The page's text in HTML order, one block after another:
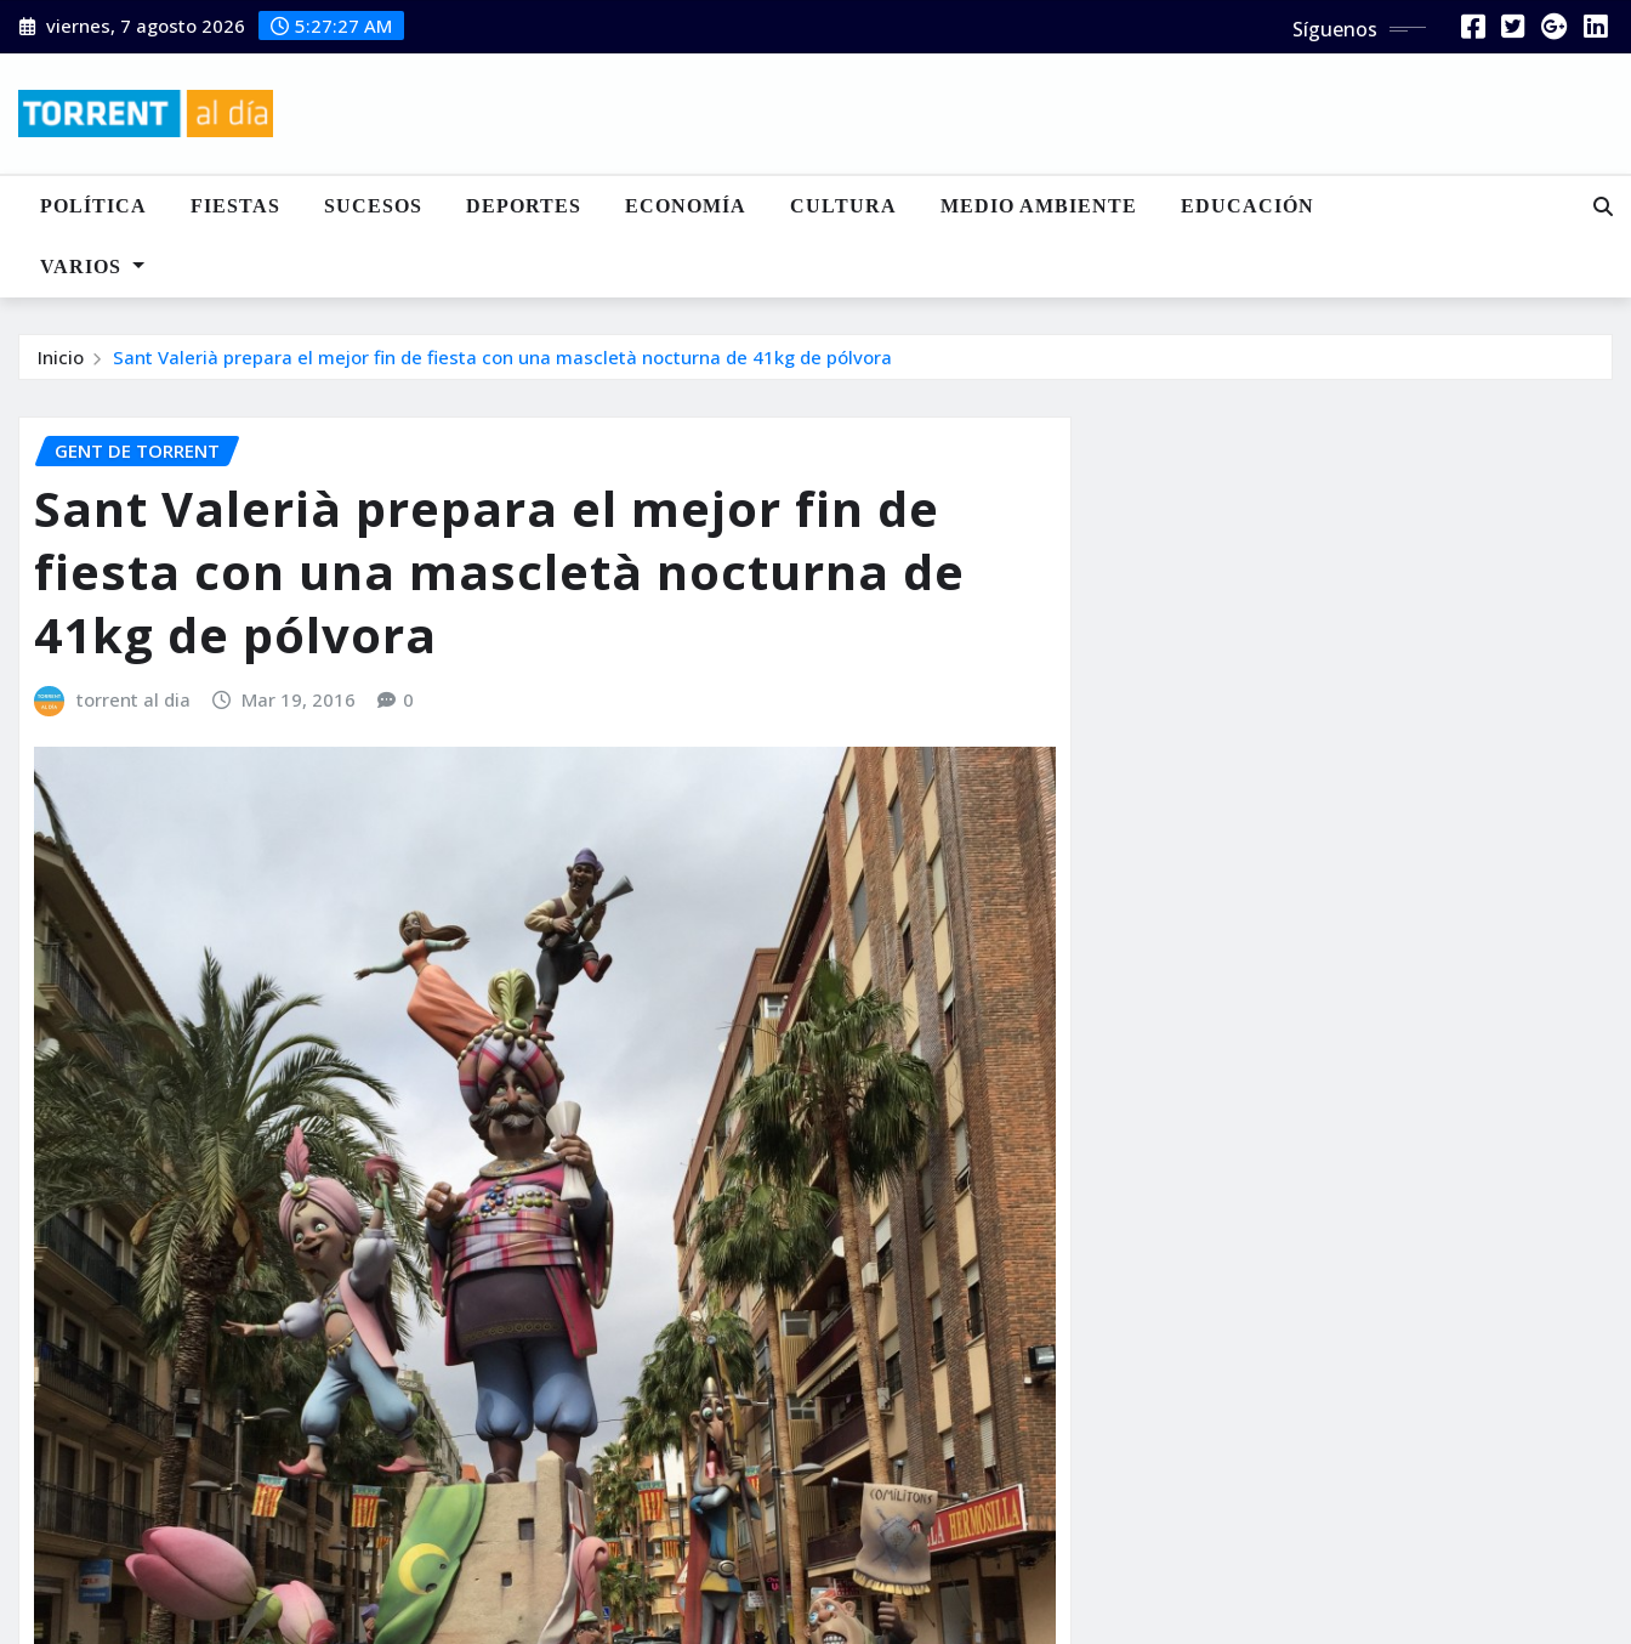
Saltar
al
viernes, 7 agosto 2026 5:27:29 AM Síguenos
POLÍTICA FIESTAS SUCESOS DEPORTES ECONOMÍA CULTURA MEDIO AMBIENTE EDUCACIÓN
VARIOS
Inicio Sant Valerià prepara el mejor fin de fiesta con una mascletà nocturna de 41kg de pólvora
GENT DE TORRENT
Sant Valerià prepara el mejor fin de
fiesta con una mascletà nocturna de
41kg de pólvora
torrent al dia Mar 19, 2016 0